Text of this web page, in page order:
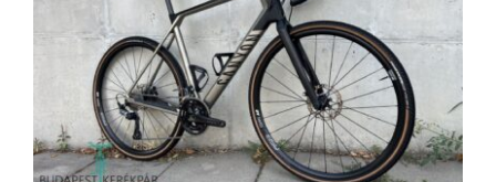
Canyon Grail CF SL7 carbon Gravel
sexy és patika